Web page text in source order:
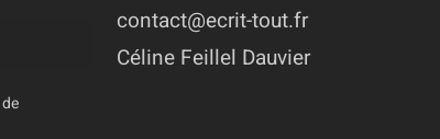
contact@ecrit-tout.fr
Céline Feillel Dauvier